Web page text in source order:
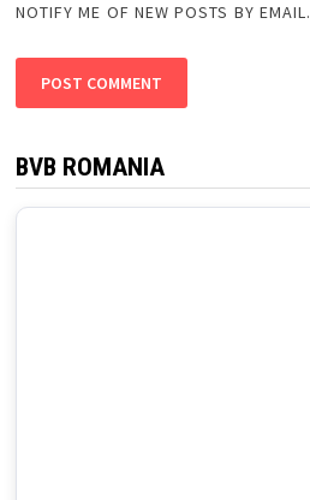
NOTIFY ME OF NEW POSTS BY EMAIL.
BVB ROMANIA